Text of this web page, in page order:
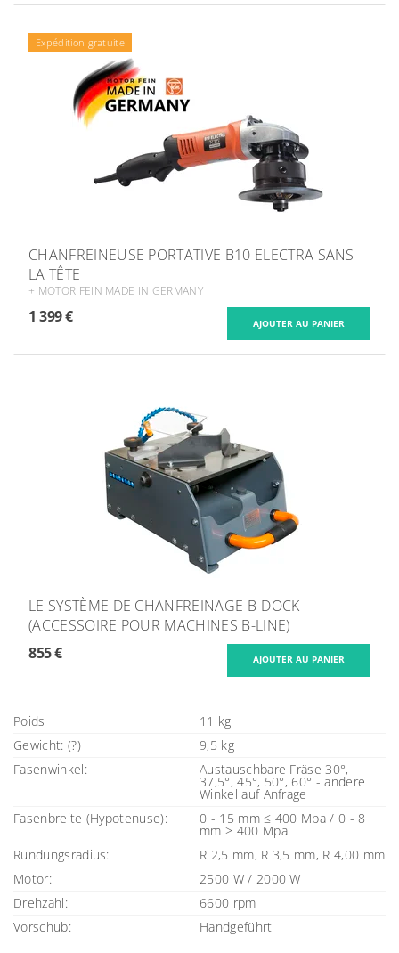
Expédition gratuite
CHANFREINEUSE PORTATIVE B10 ELECTRA SANS
LA TÊTE
+ MOTOR FEIN MADE IN GERMANY
1 399 €
LE SYSTÈME DE CHANFREINAGE B-DOCK
(ACCESSOIRE POUR MACHINES B-LINE)
855 €
Poids
11 kg
Gewicht: (?)
9,5 kg
Fasenwinkel:
Austauschbare Fräse 30°,
37,5°, 45°, 50°, 60° - andere
Winkel auf Anfrage
Fasenbreite (Hypotenuse):
0 - 15 mm ≤ 400 Mpa / 0 - 8
mm ≥ 400 Mpa
Rundungsradius:
R 2,5 mm, R 3,5 mm, R 4,00 mm
Motor:
2500 W / 2000 W
Drehzahl:
6600 rpm
Vorschub:
Handgeführt